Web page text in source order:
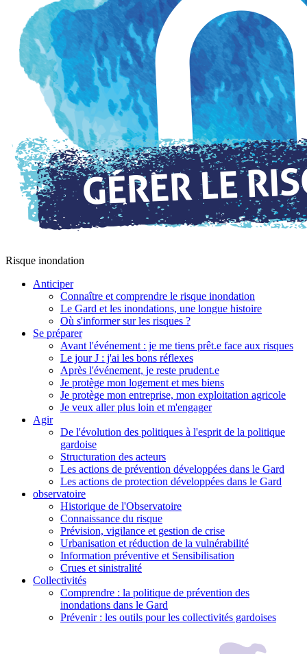
Risque inondation
Anticiper
Connaître et comprendre le risque inondation
Le Gard et les inondations, une longue histoire
Où s'informer sur les risques ?
Se préparer
Avant l'événement : je me tiens prêt.e face aux risques
Le jour J : j'ai les bons réflexes
Après l'événement, je reste prudent.e
Je protège mon logement et mes biens
Je protège mon entreprise, mon exploitation agricole
Je veux aller plus loin et m'engager
Agir
De l'évolution des politiques à l'esprit de la politique
gardoise
Structuration des acteurs
Les actions de prévention développées dans le Gard
Les actions de protection développées dans le Gard
observatoire
Historique de l'Observatoire
Connaissance du risque
Prévision, vigilance et gestion de crise
Urbanisation et réduction de la vulnérabilité
Information préventive et Sensibilisation
Crues et sinistralité
Collectivités
Comprendre : la politique de prévention des
inondations dans le Gard
Prévenir : les outils pour les collectivités gardoises